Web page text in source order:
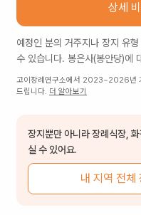
상세
예정인 분의 거주지나 장지 유
수 있습니다. 봉은사(봉안당)에
고이장례연구소에서 2023~2026년
드립니다. 더 알아보기
장지뿐만 아니라 장례식장,
실 수 있어요.
내 지역 전체